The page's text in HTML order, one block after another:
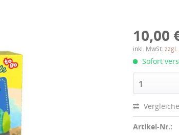
10,00
inkl. MwSt.
Sofort
1
Artikel-Nr.: